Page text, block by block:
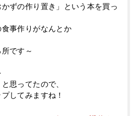
ずの作り置き」という本を買っ
事作りがなんとか
です～
思ってたので、
してみますね！